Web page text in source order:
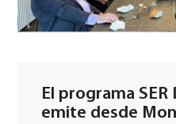
El programa
emite desde